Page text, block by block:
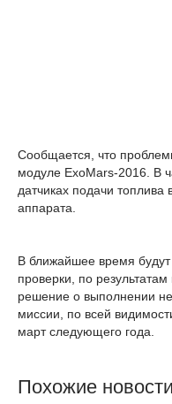
Сообщается, что
модуле ExoMars-2016. В
датчиках подачи топлива
аппарата.
В ближайшее время
проверки, по
решение о выполнении
миссии, по всей
март следующего года.
Похожие новости